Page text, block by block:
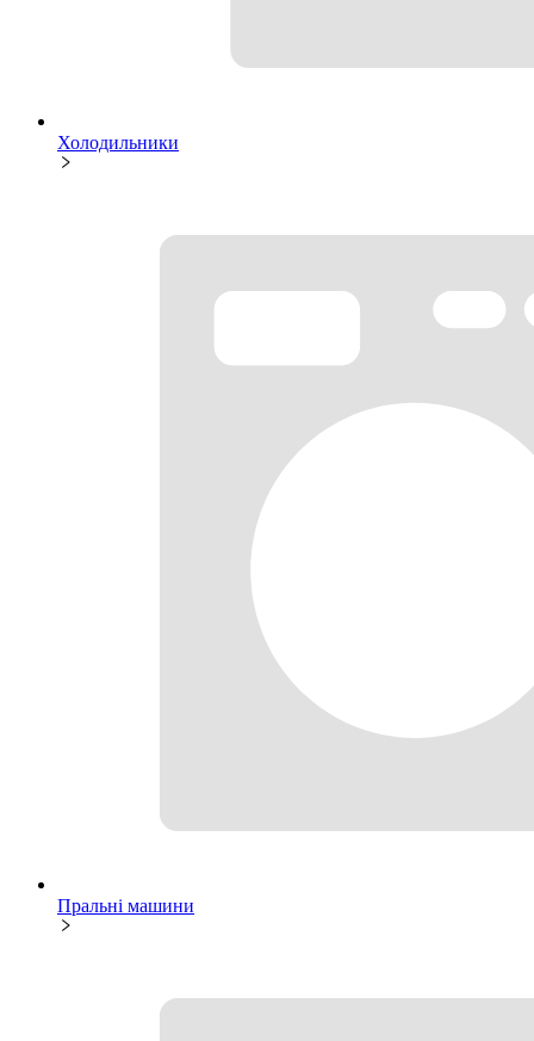
Холодильники
Пральні машини